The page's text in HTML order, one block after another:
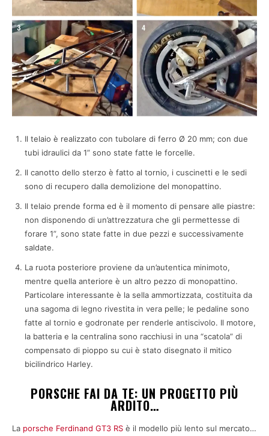
Il telaio è realizzato con tubolare di ferro Ø 20 mm; con due
tubi idraulici da 1” sono state fatte le forcelle.
Il canotto dello sterzo è fatto al tornio, i cuscinetti e le sedi
sono di recupero dalla demolizione del monopattino.
Il telaio prende forma ed è il momento di pensare alle piastre:
non disponendo di un’attrezzatura che gli permettesse di
forare 1”, sono state fatte in due pezzi e successivamente
saldate.
La ruota posteriore proviene da un’autentica minimoto,
mentre quella anteriore è un altro pezzo di monopattino.
Particolare interessante è la sella ammortizzata, costituita da
una sagoma di legno rivestita in vera pelle; le pedaline sono
fatte al tornio e godronate per renderle antiscivolo. Il motore,
la batteria e la centralina sono racchiusi in una “scatola” di
compensato di pioppo su cui è stato disegnato il mitico
bicilindrico Harley.
PORSCHE FAI DA TE: UN PROGETTO PIÙ
ARDITO…
La porsche Ferdinand GT3 RS è il modello più lento sul mercato…